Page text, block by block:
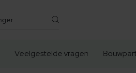
Veelgestelde vragen